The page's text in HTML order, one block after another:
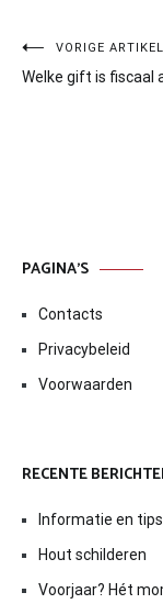
Bericht
navigatie
VORIGE ARTIKEL
Welke gift is fiscaal
PAGINA’S
Contacts
Privacybeleid
Voorwaarden
RECENTE
Informatie en
Hout schilderen
Voorjaar? Hét